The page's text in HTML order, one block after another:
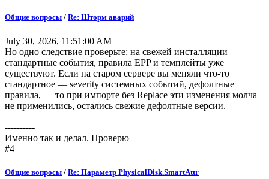
Общие вопросы / Re: Шторм аварий
July 30, 2026, 11:51:00 AM
Но одно следствие проверьте: на свежей инсталляции
стандартные события, правила EPP и темплейты уже
существуют. Если на старом сервере вы меняли что-то
стандартное — severity системных событий, дефолтные
правила, — то при импорте без Replace эти изменения молча
не применились, остались свежие дефолтные версии.
----------
Именно так и делал. Проверю
#4
Общие вопросы / Re: Параметр PhysicalDisk.SmartAttr